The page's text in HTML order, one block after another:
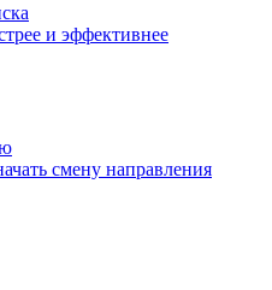
и эффективнее
смену направления